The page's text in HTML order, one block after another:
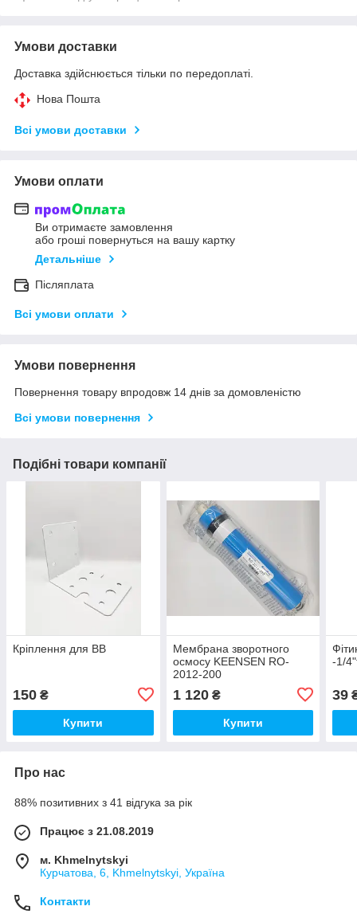
Умови доставки
Доставка здійснюється тільки по передоплаті.
Нова Пошта
Всі умови доставки
Умови оплати
Ви отримаєте замовлення
або гроші повернуться на вашу картку
Детальніше
Післяплата
Всі умови оплати
Умови повернення
Повернення товару впродовж 14 днів за домовленістю
Всі умови повернення
Подібні товари компанії
Кріплення для BB
150 ₴
Купити
Мембрана зворотного
осмосу KEENSEN RO-
2012-200
1 120₴
Купити
-1/
39
Про нас
88% позитивних з 41 відгука за рік
Працює з 21.08.2019
м. Khmelnytskyi
Курчатова, 6, Khmelnytskyi, Україна
Контакти